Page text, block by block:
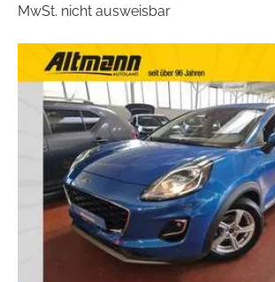
MwSt. nicht ausweisbar